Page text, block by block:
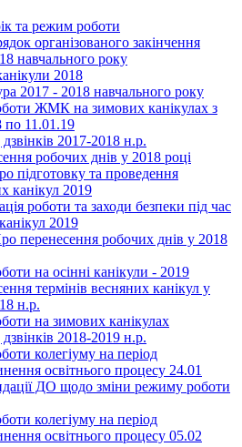
та режим роботи
організованого закінчення
навчального року
2018
2017 - 2018 навчального року
ЖМК на зимових канікулах з
по 11.01.19
2017-2018 н.р.
робочих днів у 2018 році
підготовку та проведення
канікул 2019
роботи та заходи безпеки під час
2019
перенесення робочих днів у 2018
на осінні канікули - 2019
термінів весняних канікул у
н.р.
на зимових канікулах
2018-2019 н.р.
колегіуму на період
освітнього процесу 24.01
ДО щодо зміни режиму роботи
колегіуму на період
освітнього процесу 05.02